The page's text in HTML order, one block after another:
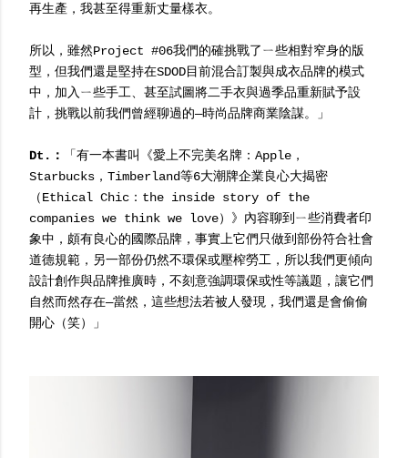
再生產，我甚至得重新丈量樣衣。
所以，雖然Project #06我們的確挑戰了ㄧ些相對窄身的版
型，但我們還是堅持在SDOD目前混合訂製與成衣品牌的模式
中，加入ㄧ些手工、甚至試圖將二手衣與過季品重新賦予設
計，挑戰以前我們曾經聊過的—時尚品牌商業陰謀。」
Dt.：
「有一本書叫《愛上不完美名牌：Apple，
Starbucks，Timberland等6大潮牌企業良心大揭密
（Ethical Chic：the inside story of the
companies we think we love）》內容聊到ㄧ些消費者印
象中，頗有良心的國際品牌，事實上它們只做到部份符合社會
道德規範，另一部份仍然不環保或壓榨勞工，所以我們更傾向
設計創作與品牌推廣時，不刻意強調環保或性等議題，讓它們
自然而然存在—當然，這些想法若被人發現，我們還是會偷偷
開心（笑）」